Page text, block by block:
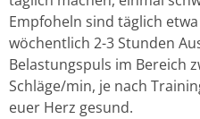
Empfoheln sind täglich
wöchentlich 2-3 Stunden
Belastungspuls im Bereich
Schläge/min, je nach
euer Herz gesund.